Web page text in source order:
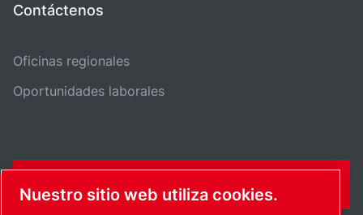
Contáctenos
Oficinas regionales
Oportunidades laborales
CONTÁCTENME
Nuestro sitio web utiliza cookies.